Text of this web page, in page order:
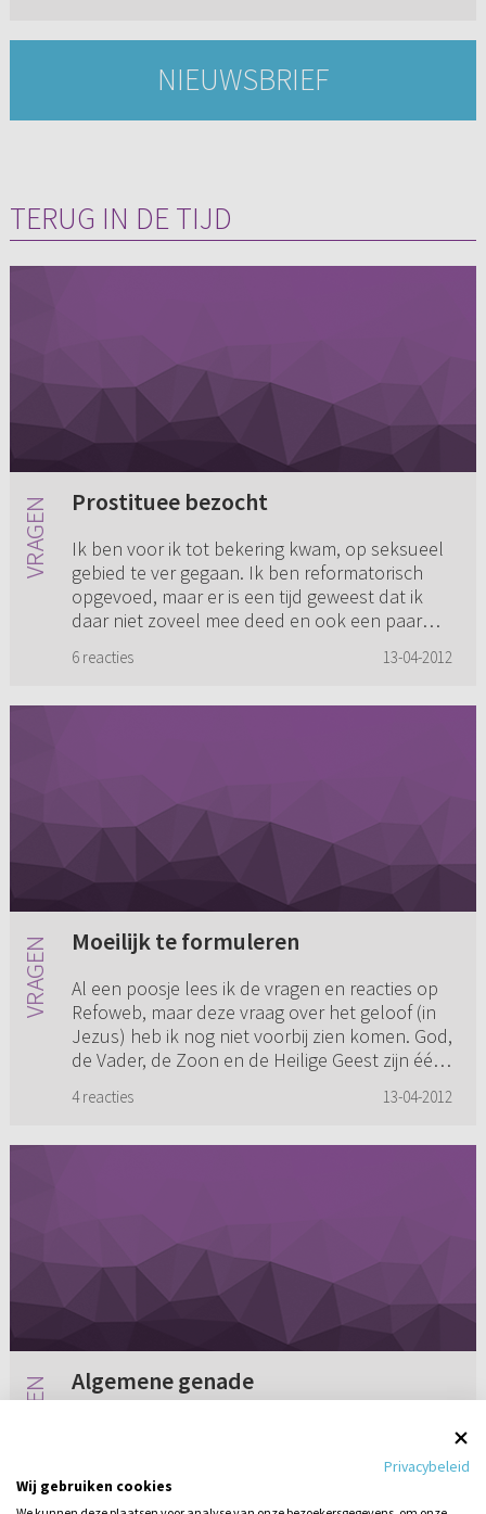
NIEUWSBRIEF
TERUG IN DE TIJD
Prostituee bezocht
Ik ben voor ik tot bekering kwam, op seksueel
gebied te ver gegaan. Ik ben reformatorisch
opgevoed, maar er is een tijd geweest dat ik
daar niet zoveel mee deed en ook een paar
6 reacties 13-04-2012
Moeilijk te formuleren
Al een poosje lees ik de vragen en reacties op
Refoweb, maar deze vraag over het geloof (in
Jezus) heb ik nog niet voorbij zien komen. God,
de Vader, de Zoon en de Heilige Geest zijn één.
4 reacties 13-04-2012
Algemene genade
algemene genade versta ik gaven die iedereen
(in Nederland) van God krijgt: bijvoorbeeld
Privacybeleid
Wij gebruiken cookies